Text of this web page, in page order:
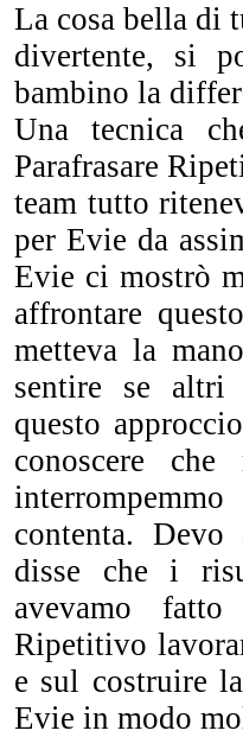
La cosa bella di
divertente, si
bambino la
Una tecnica
Parafrasare
team tutto
per Evie da
Evie ci mostrò
affrontare
metteva la
sentire se altri
questo
conoscere
contenta. Devo
disse che i
avevamo fatto
Ripetitivo
e sul costruire
Evie in modo